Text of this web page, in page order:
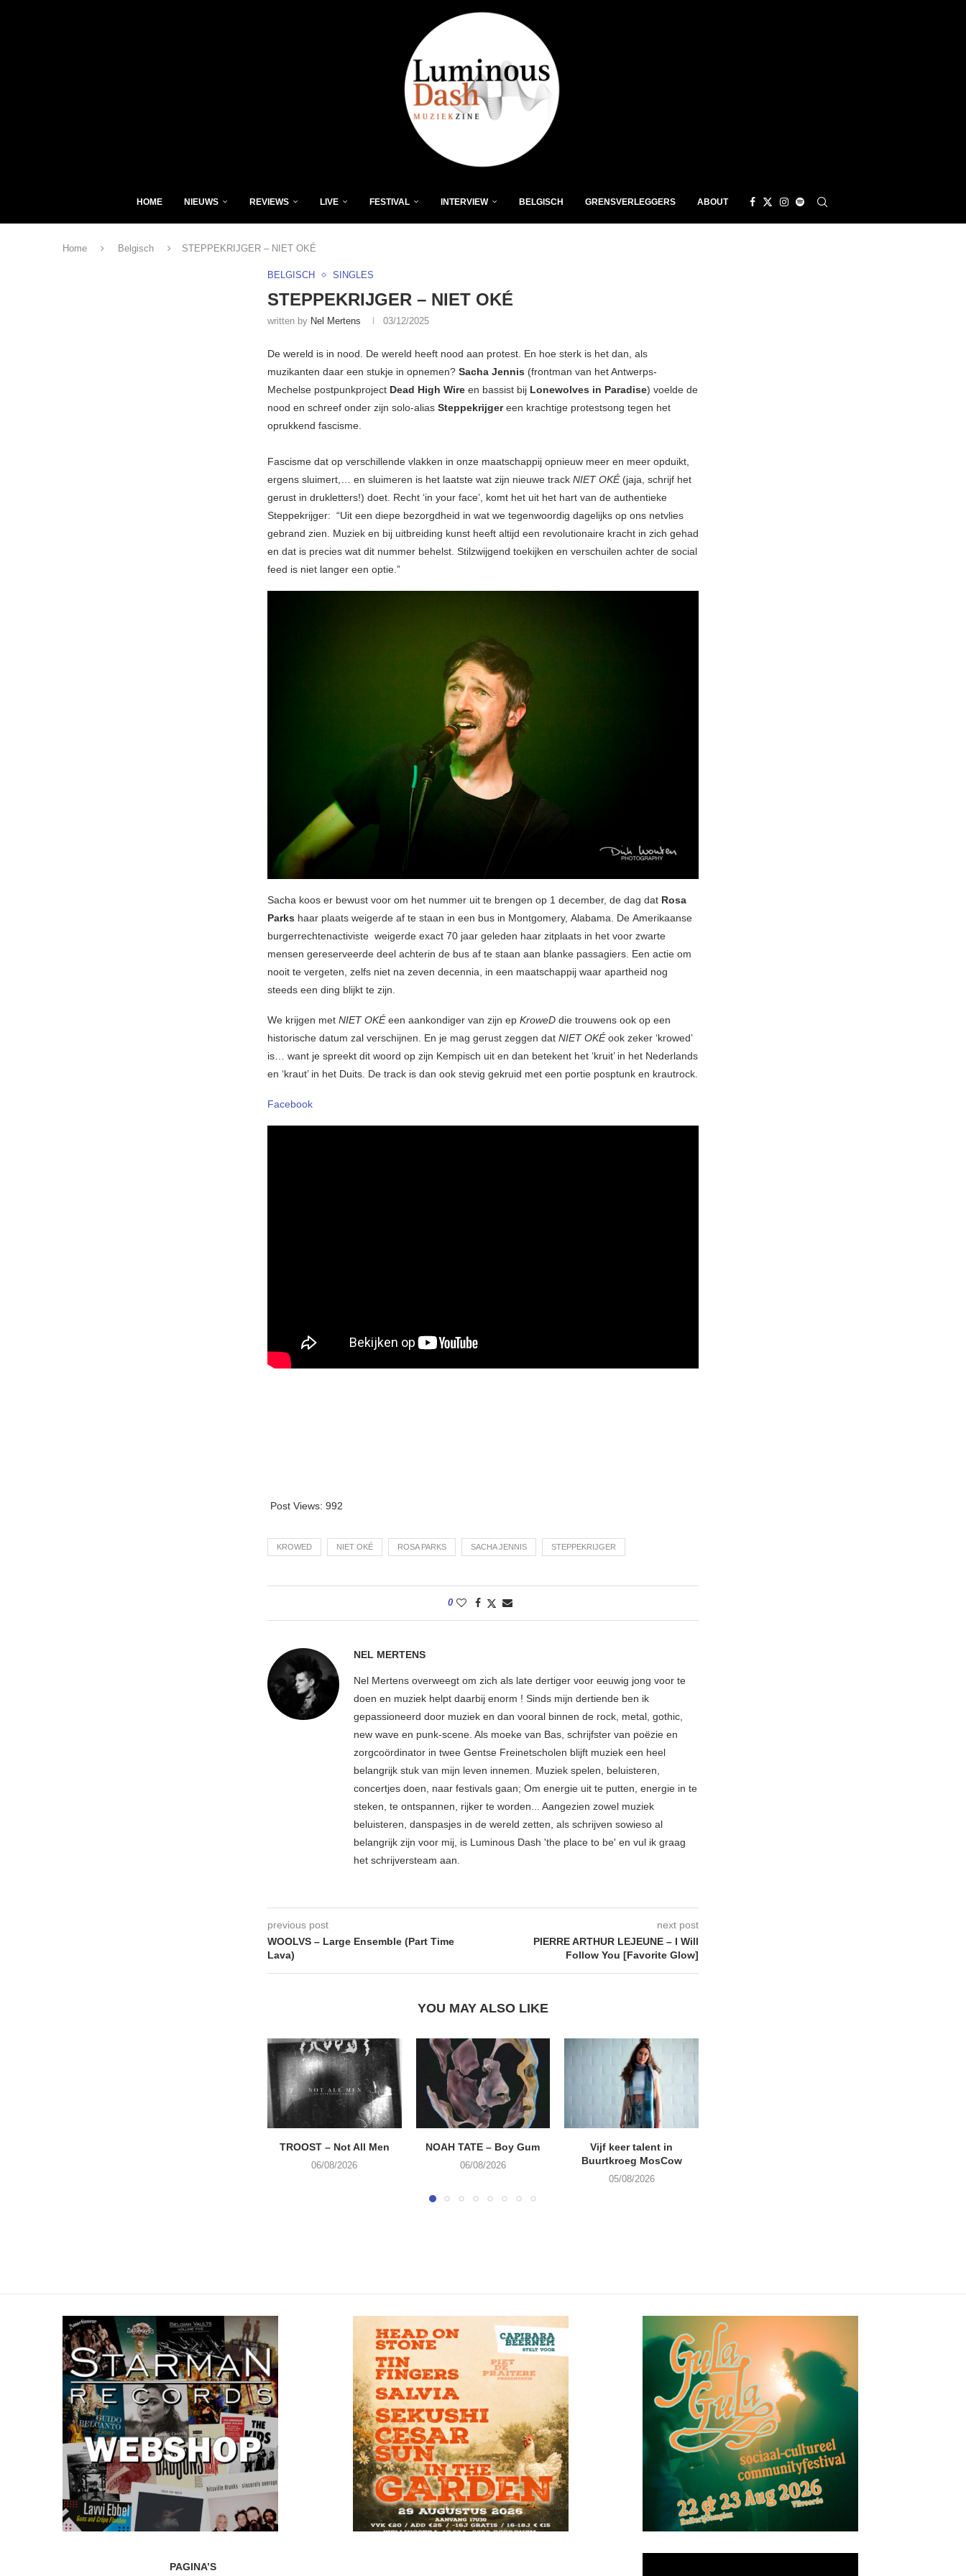
HOME NIEUWS REVIEWS LIVE FESTIVAL INTERVIEW BELGISCH GRENSVERLEGGERS ABOUT
Home Belgisch STEPPEKRIJGER – NIET OKÉ
BELGISCH SINGLES
STEPPEKRIJGER – NIET OKÉ
written by Nel Mertens 03/12/2025
De wereld is in nood. De wereld heeft nood aan protest. En hoe sterk is het dan, als
muzikanten daar een stukje in opnemen? Sacha Jennis (frontman van het Antwerps-
Mechelse postpunkproject Dead High Wire en bassist bij Lonewolves in Paradise) voelde de
nood en schreef onder zijn solo-alias Steppekrijgereen krachtige protestsong tegen het
oprukkend fascisme.
Fascisme dat op verschillende vlakken in onze maatschappij opnieuw meer en meer opduikt,
ergens sluimert,… en sluimeren is het laatste wat zijn nieuwe track NIET OKÉ(jaja, schrijf het
gerust in drukletters!) doet. Recht ‘in your face’, komt het uit het hart van de authentieke
Steppekrijger: “Uit een diepe bezorgdheid in wat we tegenwoordig dagelijks op ons netvlies
gebrand zien. Muziek en bij uitbreiding kunst heeft altijd een revolutionaire kracht in zich gehad
en dat is precies wat dit nummer behelst. Stilzwijgend toekijken en verschuilen achter de social
feed is niet langer een optie.”
Sacha koos er bewust voor om het nummer uit te brengen op 1 december, de dag dat Rosa
Parks haar plaats weigerde af te staan in een bus in Montgomery, Alabama. De Amerikaanse
burgerrechtenactiviste weigerde exact 70 jaar geleden haar zitplaats in het voor zwarte
mensen gereserveerde deel achterin de bus af te staan aan blanke passagiers. Een actie om
nooit te vergeten, zelfs niet na zeven decennia, in een maatschappij waar apartheid nog
steeds een ding blijkt te zijn.
We krijgen met NIET OKÉeen aankondiger van zijn ep KroweD die trouwens ook op een
historische datum zal verschijnen. En je mag gerust zeggen dat NIET OKÉook zeker ‘krowed’
is… want je spreekt dit woord op zijn Kempisch uit en dan betekent het ‘kruit’ in het Nederlands
en ‘kraut’ in het Duits. De track is dan ook stevig gekruid met een portie posptunk en krautrock.
Facebook
Post Views: 992
KROWED NIET OKÉ ROSA PARKS SACHA JENNIS STEPPEKRIJGER
0
NEL MERTENS
Nel Mertens overweegt om zich als late dertiger voor eeuwig jong voor te
doen en muziek helpt daarbij enorm ! Sinds mijn dertiende ben ik
gepassioneerd door muziek en dan vooral binnen de rock, metal, gothic,
new wave en punk-scene. Als moeke van Bas, schrijfster van poëzie en
zorgcoördinator in twee Gentse Freinetscholen blijft muziek een heel
belangrijk stuk van mijn leven innemen. Muziek spelen, beluisteren,
concertjes doen, naar festivals gaan; Om energie uit te putten, energie in te
steken, te ontspannen, rijker te worden... Aangezien zowel muziek
beluisteren, danspasjes in de wereld zetten, als schrijven sowieso al
belangrijk zijn voor mij, is Luminous Dash 'the place to be' en vul ik graag
het schrijversteam aan.
previous post
WOOLVS – Large Ensemble (Part Time
Lava)
next post
PIERRE ARTHUR LEJEUNE – I Will
Follow You [Favorite Glow]
YOU MAY ALSO LIKE
TROOST – Not All Men
06/08/2026
NOAH TATE – Boy Gum
06/08/2026
Vijf keer talent in
Buurtkroeg MosCow
05/08/2026
PAGINA’S